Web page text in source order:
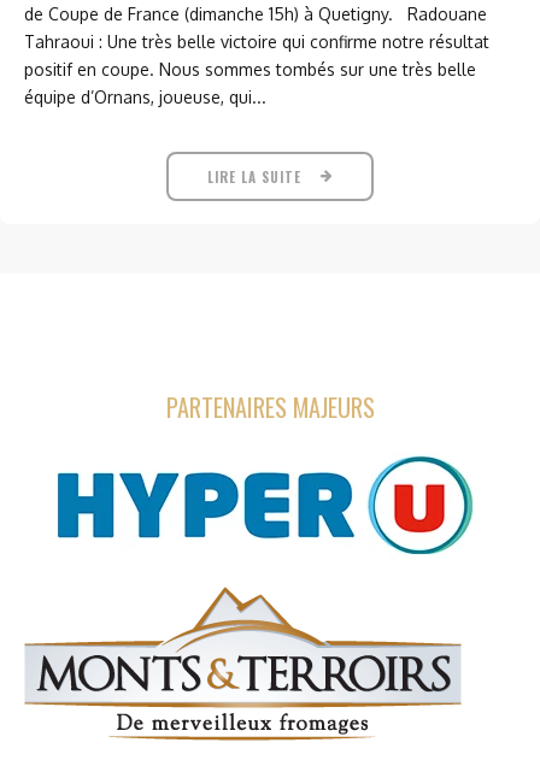
de Coupe de France (dimanche 15h) à Quetigny. Radouane
Tahraoui : Une très belle victoire qui confirme notre résultat
positif en coupe. Nous sommes tombés sur une très belle
équipe d’Ornans, joueuse, qui...
LIRE LA SUITE
PARTENAIRES MAJEURS